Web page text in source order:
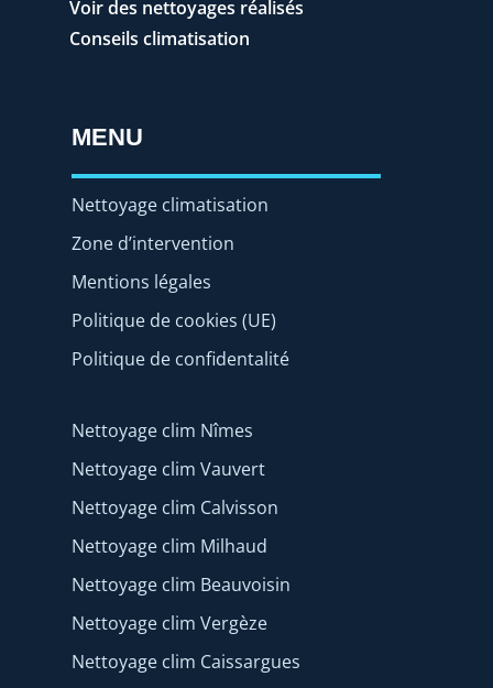
Voir des nettoyages réalisés
Conseils climatisation
MENU
Nettoyage climatisation
Zone d’intervention
Mentions légales
Politique de cookies (UE)
Politique de confidentalité
Nettoyage clim Nîmes
Nettoyage clim Vauvert
Nettoyage clim Calvisson
Nettoyage clim Milhaud
Nettoyage clim Beauvoisin
Nettoyage clim Vergèze
Nettoyage clim Caissargues